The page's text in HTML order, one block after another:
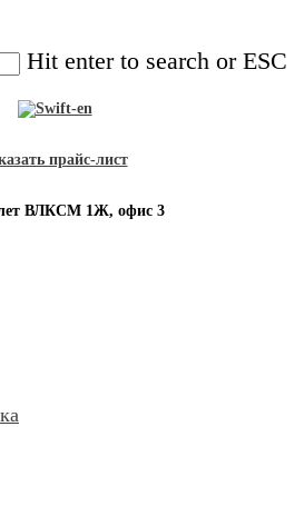
Hit enter to search or ESC
прайс-лист
лет ВЛКСМ 1Ж, офис 3